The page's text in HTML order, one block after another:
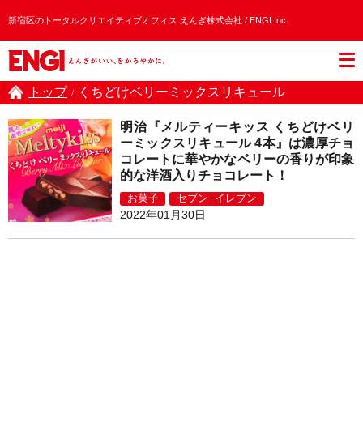
新宿区のトータルクリエイティブオフィス えんぎ株式会社 / ENGI Inc.
トップ / くちどけベリーミックスリキュール
明治『メルティーキッス くちどけベリ
ーミックスリキュール 4本』は濃厚チョ
コレートに華やかなベリーの香りが印象
的な洋酒入りチョコレート！
お菓子 セブン−イレブン
2022年01月30日